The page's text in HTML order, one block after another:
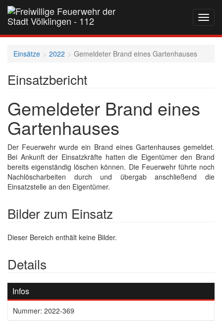
auf-
und
Einsätze 2022 Gemeldeter Brand eines Gartenhauses
Einsatzbericht
Gemeldeter Brand eines
Gartenhauses
Der Feuerwehr wurde ein Brand eines Gartenhauses gemeldet.
Bei Ankunft der Einsatzkräfte hatten die Eigentümer den Brand
bereits eigenständig löschen können. Die Feuerwehr führte noch
Nachlöscharbeiten durch und übergab anschließend die
Einsatzstelle an den Eigentümer.
Bilder zum Einsatz
Dieser Bereich enthält keine Bilder.
Details
Infos
Nummer: 2022-369